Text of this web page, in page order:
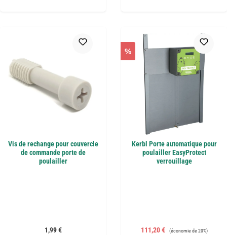
Vis de rechange pour couvercle
de commande porte de
poulailler
Prix régulier :
1,99 €
%
Kerbl Porte automatique pour
poulailler EasyProtect
verrouillage
Prix de vente :
111,20 € Prix régulier :
(économie de 20%)